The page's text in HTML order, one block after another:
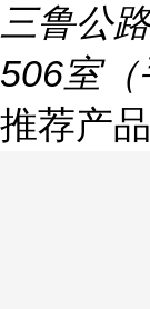
三鲁公
506室（
推荐产品